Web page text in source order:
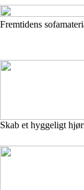
Fremtidens
Skab et hyggeligt